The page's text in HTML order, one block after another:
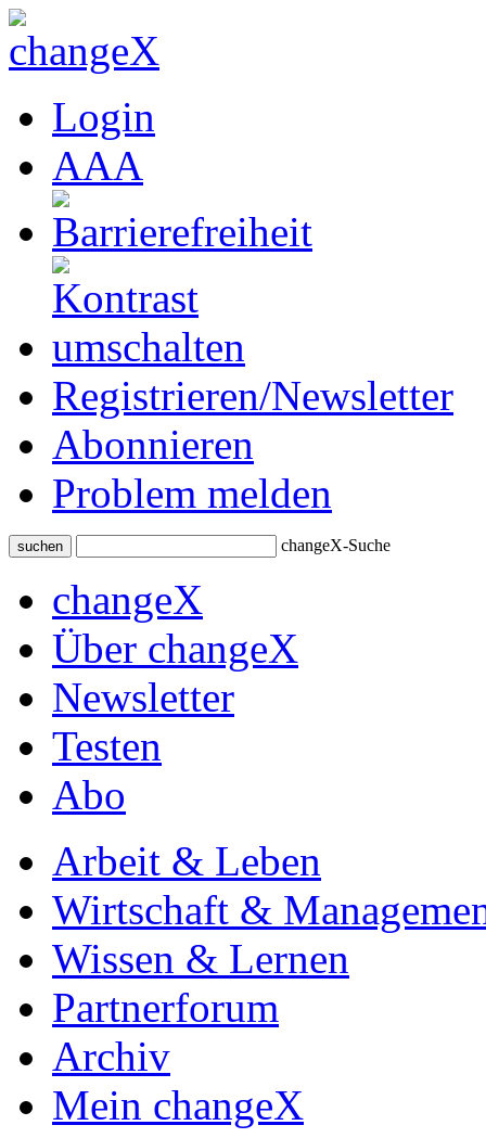
Login
AAA
Registrieren/Newsletter
Abonnieren
Problem melden
suchen changeX-Suche
changeX
Über changeX
Newsletter
Testen
Abo
Arbeit & Leben
Wirtschaft &
Wissen & Lernen
Partnerforum
Archiv
Mein changeX